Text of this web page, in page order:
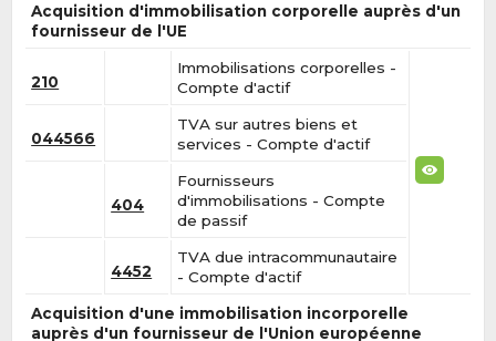
Acquisition d'immobilisation corporelle auprès d'un
fournisseur de l'UE
210
Immobilisations corporelles -
Compte d'actif
044566
TVA sur autres biens et
services - Compte d'actif
404
Fournisseurs
d'immobilisations - Compte
de passif
4452
TVA due intracommunautaire
- Compte d'actif
Acquisition d'une immobilisation incorporelle
auprès d'un fournisseur de l'Union européenne